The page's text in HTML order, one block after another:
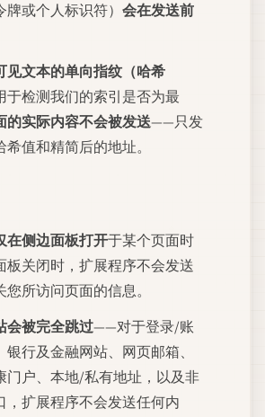
或个人标识符） 会在发送前
见文本的单向指纹（哈希
于检测我们的索引是否为最
的实际内容不会被发送——只发
值和精简后的地址。
在侧边面板打开于某个页面时
板关闭时，扩展程序不会发送
所访问页面的信息。
会被完全跳过——对于登录/账
银行及金融网站、网页邮箱、
门户、本地/私有地址，以及非
，扩展程序不会发送任何内